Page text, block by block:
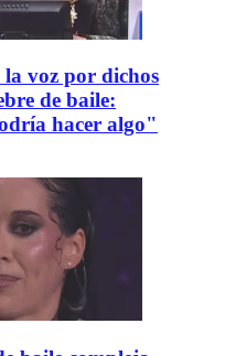
voz por dichos
de baile:
hacer algo"